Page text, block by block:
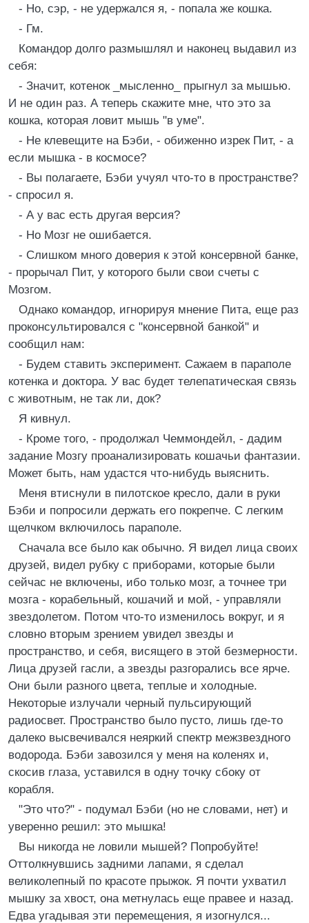
- Но, сэр, - не удержался я, - попала же кошка.
- Гм.
Командор долго размышлял и наконец выдавил из
себя:
- Значит, котенок _мысленно_ прыгнул за мышью.
И не один раз. А теперь скажите мне, что это за
кошка, которая ловит мышь "в уме".
- Не клевещите на Бэби, - обиженно изрек Пит, - а
если мышка - в космосе?
- Вы полагаете, Бэби учуял что-то в пространстве?
- спросил я.
- А у вас есть другая версия?
- Но Мозг не ошибается.
- Слишком много доверия к этой консервной банке,
- прорычал Пит, у которого были свои счеты с
Мозгом.
Однако командор, игнорируя мнение Пита, еще раз
проконсультировался с "консервной банкой" и
сообщил нам:
- Будем ставить эксперимент. Сажаем в параполе
котенка и доктора. У вас будет телепатическая связь
с животным, не так ли, док?
Я кивнул.
- Кроме того, - продолжал Чеммондейл, - дадим
задание Мозгу проанализировать кошачьи фантазии.
Может быть, нам удастся что-нибудь выяснить.
Меня втиснули в пилотское кресло, дали в руки
Бэби и попросили держать его покрепче. С легким
щелчком включилось параполе.
Сначала все было как обычно. Я видел лица своих
друзей, видел рубку с приборами, которые были
сейчас не включены, ибо только мозг, а точнее три
мозга - корабельный, кошачий и мой, - управляли
звездолетом. Потом что-то изменилось вокруг, и я
словно вторым зрением увидел звезды и
пространство, и себя, висящего в этой безмерности.
Лица друзей гасли, а звезды разгорались все ярче.
Они были разного цвета, теплые и холодные.
Некоторые излучали черный пульсирующий
радиосвет. Пространство было пусто, лишь где-то
далеко высвечивался неяркий спектр межзвездного
водорода. Бэби завозился у меня на коленях и,
скосив глаза, уставился в одну точку сбоку от
корабля.
"Это что?" - подумал Бэби (но не словами, нет) и
уверенно решил: это мышка!
Вы никогда не ловили мышей? Попробуйте!
Оттолкнувшись задними лапами, я сделал
великолепный по красоте прыжок. Я почти ухватил
мышку за хвост, она метнулась еще правее и назад.
Едва угадывая эти перемещения, я изогнулся...